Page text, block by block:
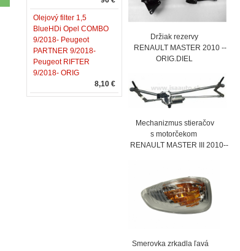
Olejový filter 1,5
BlueHDi Opel COMBO
9/2018- Peugeot
PARTNER 9/2018-
Peugeot RIFTER
9/2018- ORIG
8,10 €
Držiak rezervy
RENAULT MASTER 2010 --
ORIG.DIEL
Mechanizmus stieračov
s motorčekom
RENAULT MASTER III 2010--
Smerovka zrkadla ľavá